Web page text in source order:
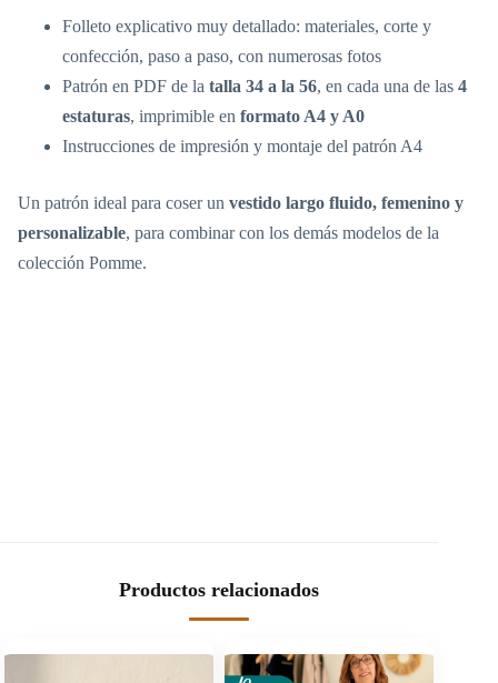
Folleto explicativo muy detallado: materiales, corte y
confección, paso a paso, con numerosas fotos
Patrón en PDF de la talla 34 a la 56, en cada una de las 4
estaturas, imprimible en formato A4 y A0
Instrucciones de impresión y montaje del patrón A4
Un patrón ideal para coser un vestido largo fluido, femenino y
personalizable, para combinar con los demás modelos de la
colección Pomme.
Productos relacionados